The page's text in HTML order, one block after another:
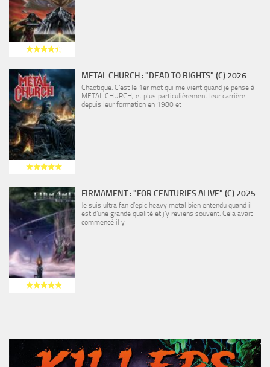
METAL CHURCH : "DEAD TO RIGHTS" (C) 2026
Chaotique. C’est le 1er mot qui me vient quand je pense à
METAL CHURCH, et plus particulièrement leur carrière
depuis leur formation en 1980 et
FIRMAMENT : "FOR CENTURIES ALIVE" (C) 2025
Je suis ultra fan d’epic heavy metal bien entendu quand il
est d’une grande qualité et j’y reviens souvent. Cela avait
commencé il y